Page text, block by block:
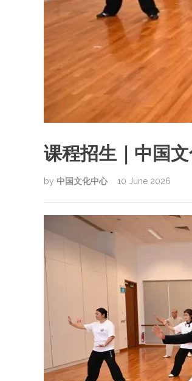
课程招生｜中国
by 中国文化中心 10 June 2026